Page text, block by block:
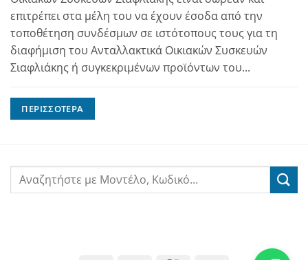
επιτρέπει στα μέλη του να έχουν έσοδα από την
τοποθέτηση συνδέσμων σε ιστότοπους τους για τη
διαφήμιση του Ανταλλακτικά Οικιακών Συσκευών
Σιαφλιάκης ή συγκεκριμένων προϊόντων του...
ΠΕΡΙΣΣΌΤΕΡΑ